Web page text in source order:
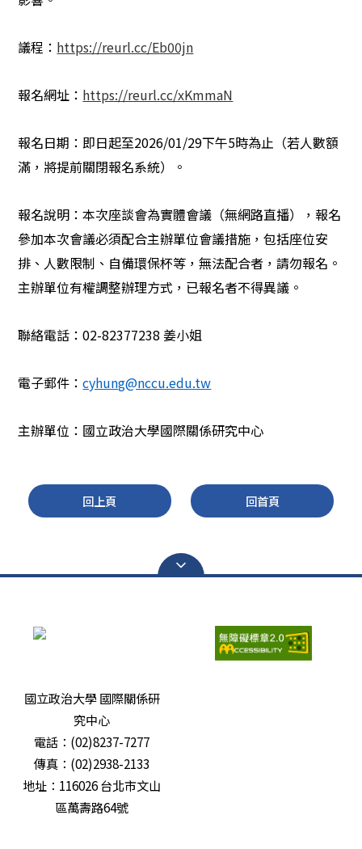
議程： https://reurl.cc/Eb00jn
報名網址： https://reurl.cc/xKmmaN
報名日期：即日起至2026/01/29下午5時為止（若人數額
滿，將提前關閉報名系統）。
報名說明：本次座談會為實體會議（無網路直播），報名
參加本次會議必須配合主辦單位會議措施，包括座位安
排、人數限制、自備環保杯等，無法配合者，請勿報名。
主辦單位有權調整辦理方式，已報名者不得異議。
聯絡電話：02-82377238姜小姐
電子郵件：cyhung@nccu.edu.tw
主辦單位：國立政治大學國際關係研究中心
回上頁 回首頁
國立政治大學 國際關係研
究中心
電話：(02)8237-7277
傳真：(02)2938-2133
地址：116026 台北市文山
區萬壽路64號